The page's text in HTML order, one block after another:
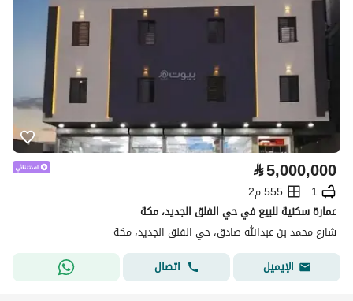
⃁5,000,000
1
555 م2
عمارة سكنية للبيع في حي الفلق الجديد، مكة
شارع محمد بن عبدالله صادق، حي الفلق الجديد، مكة
الإيميل
اتصال